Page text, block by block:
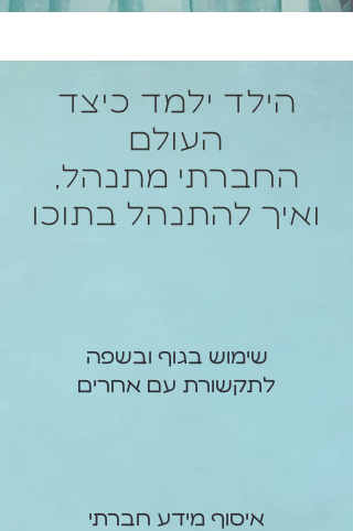
הילד ילמד כיצד
העולם
החברתי מתנהל,
ואיך להתנהל בתוכו
שימוש בגוף ובשפה
לתקשורת עם אחרים
איסוף מידע חברתי